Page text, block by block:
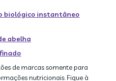
biológico instantâneo
abelha
de marcas somente para
nutricionais. Fique à